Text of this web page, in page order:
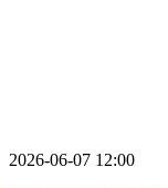
2026-06-07 12:00